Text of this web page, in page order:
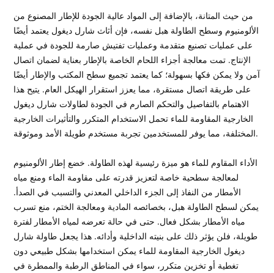
من حيث المتانة، بالإضافة إلى المواد عالية الجودة للإطار المصنوع من
الألومنيوم وسطح الطاولة هبل نفسه، فإن أثاث شارل ديغول يعتمد أيضًا
على عمليات تصنيع متقدمة وعمليات تفتيش صارمة للجودة في عملية
الإنتاج. تمت معالجة أجزاء اللحام الخاصة بالإطار بعناية لضمان اتصال
آمن ولا يمكن فكها بسهولة؛ كما يعتمد تجميع سطح المكتب والإطار أيضًا
على طريقة اتصال مستقرة، مما يعزز استقرار الهيكل العام. يتيح هذا
الاهتمام بالتفاصيل والتحكم الصارم في الجودة لطاولات شارل ديغول
الخارجية المقاومة للماء تحمل الاستخدام المتكرر والتأثيرات الخارجية
المختلفة، مما يوفر للمستخدمين تجربة مستخدم طويلة الأمد وموثوقة.
الأداء المقاوم للماء هو ميزة رئيسية لهذه الطاولة. خضع إطار الألومنيوم
لمعالجة سطحية خاصة لتعزيز قدرته على مقاومة الماء ومنع مياه
الأمطار من النفاذ إلى الجزء الداخلي المعدني والتسبب في الصدأ.
يمكن لسطح الطاولة هبل، بخصائصه المادية ومعالجة الختم، منع تسرب
مياه الأمطار بشكل فعال. حتى في حالة تعرضه لمياه الأمطار لفترة
طويلة، فلن يؤثر ذلك على بنيته الداخلية وأدائه. هذا يجعل طاولة شارل
ديغول الخارجية المقاومة للماء يمكن استخدامها بشكل طبيعي دون
تغطية أو تخزين متكرر، سواء في المناطق الرطبة والممطرة في